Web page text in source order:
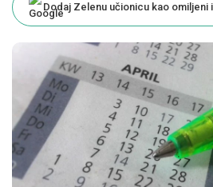
Dodaj Zelenu učionicu kao omiljeni